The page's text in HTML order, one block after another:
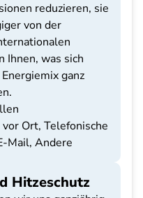
reduzieren, sie
von der
Ihnen, was sich
ganz
Ort, Telefonische
Mail, Andere
Hitzeschutz